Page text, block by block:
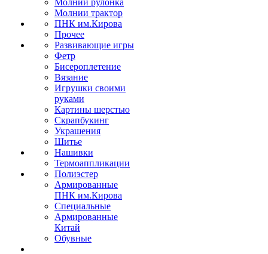
Молнии рулонка
Молнии трактор
ПНК им.Кирова
Прочее
Развивающие игры
Фетр
Бисероплетение
Вязание
Игрушки своими
руками
Картины шерстью
Скрапбукинг
Украшения
Шитье
Нашивки
Термоаппликации
Полиэстер
Армированные
ПНК им.Кирова
Специальные
Армированные
Китай
Обувные